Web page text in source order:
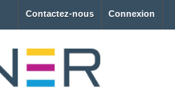
Connexion
Contactez-nous